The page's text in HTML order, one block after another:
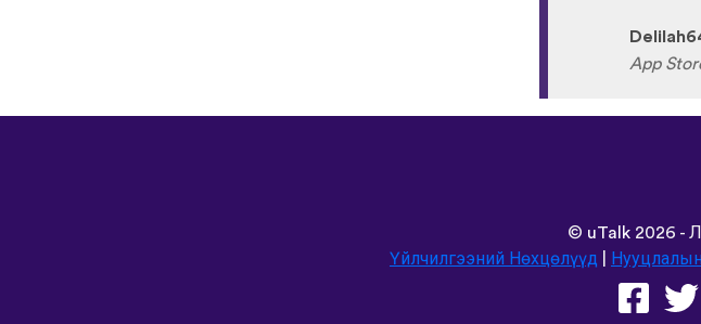
App
Үйлчилгээний Нөхцөлүүд|